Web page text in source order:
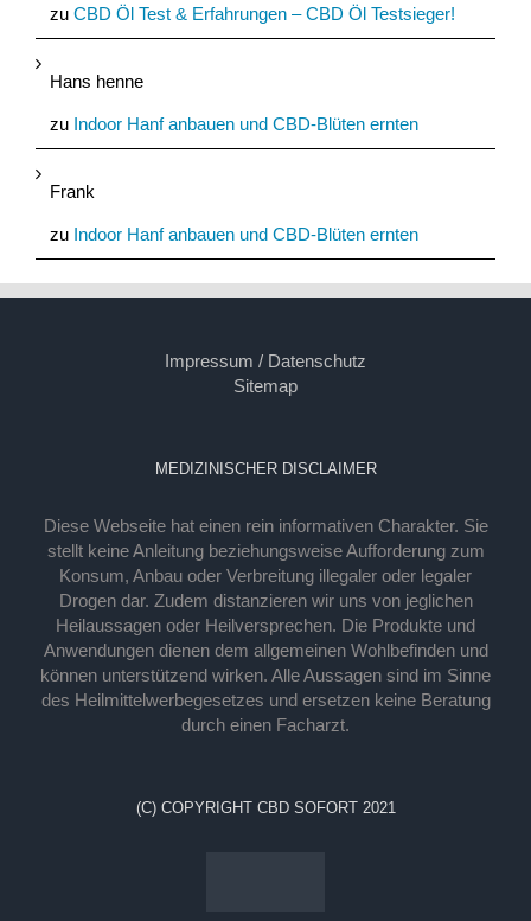
zu CBD Öl Test & Erfahrungen – CBD Öl Testsieger!
Hans henne
zu Indoor Hanf anbauen und CBD-Blüten ernten
Frank
zu Indoor Hanf anbauen und CBD-Blüten ernten
Impressum / Datenschutz
Sitemap
MEDIZINISCHER DISCLAIMER
Diese Webseite hat einen rein informativen Charakter. Sie
stellt keine Anleitung beziehungsweise Aufforderung zum
Konsum, Anbau oder Verbreitung illegaler oder legaler
Drogen dar. Zudem distanzieren wir uns von jeglichen
Heilaussagen oder Heilversprechen. Die Produkte und
Anwendungen dienen dem allgemeinen Wohlbefinden und
können unterstützend wirken. Alle Aussagen sind im Sinne
des Heilmittelwerbegesetzes und ersetzen keine Beratung
durch einen Facharzt.
(C) COPYRIGHT CBD SOFORT 2021